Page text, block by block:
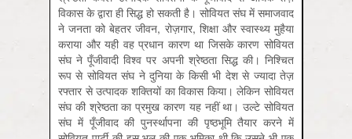
विकास के द्वारा ही सिद्ध हो सकती है। सोवियत संघ में समाजवाद
ने जनता को बेहतर जीवन, रोज़गार, शिक्षा और स्वास्थ्य मुहैया
कराया और यही वह प्रधान कारण था जिसके कारण सोवियत
संघ ने पूँजीवादी विश्व पर अपनी श्रेष्ठता सिद्ध की। निश्चित
रूप से सोवियत संघ ने दुनिया के किसी भी देश से ज्यादा तेज़
रफ्तार से उत्पादक शक्तियों का विकास किया। लेकिन सोवियत
संघ की श्रेष्ठता का प्रमुख कारण यह नहीं था। उल्टे सोवियत
संघ में पूँजीवाद की पुनर्स्थापना की पृष्ठभूमि तैयार करने में